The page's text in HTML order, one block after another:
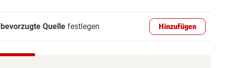
bevorzugte Quellefestlegen Hinzufügen